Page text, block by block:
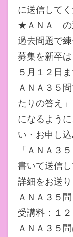
に送信してく
★ＡＮＡ の
過去問題で
募集を新卒は
５月１２日
ＡＮＡ３５
たりの答え
になるよう
い・お申し
「ＡＮＡ３
書いて送信し
詳細をお送
ＡＮＡ３５問
受講料：１
ＡＮＡ３５